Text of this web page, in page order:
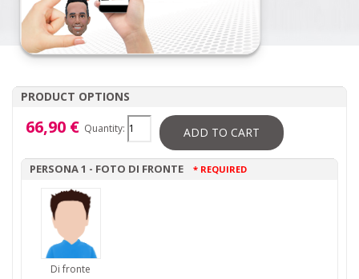
PRODUCT OPTIONS
66,90 € Quantity: ADD TO CART
PERSONA 1 - FOTO DI FRONTE * REQUIRED
Di fronte